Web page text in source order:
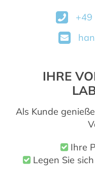
IHRE
Als Kunde
Ihre
Legen Sie